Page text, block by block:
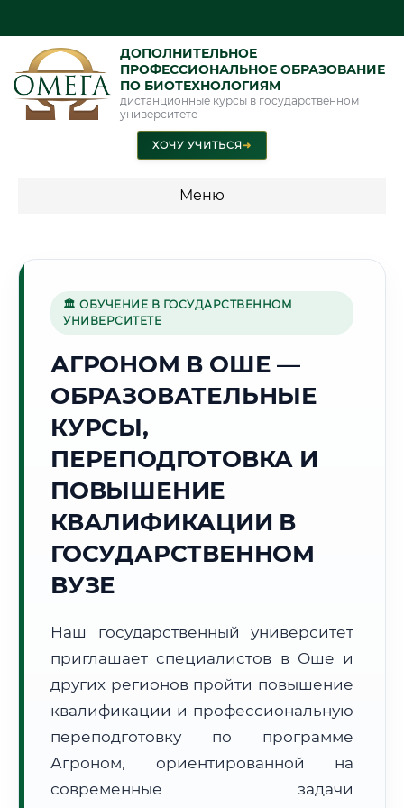
ДОПОЛНИТЕЛЬНОЕ
ПРОФЕССИОНАЛЬНОЕ ОБРАЗОВАНИЕ
ПО БИОТЕХНОЛОГИЯМ
дистанционные курсы в государственном
университете
ХОЧУ УЧИТЬСЯ➜
Меню
🌄
Г. ОШ
07:46:44
Суббота, 8 Августа
2026 г.
Погода в г. Ош:☀️ +23°C, Ясно
🌅 Восход: 06:12 🌇 Закат:20:16
Субъект:
Кыргызская Республика
Формат учебы:
Дистанционно
🗺️ Зона обслуживания: г. Ош
🏛 ОБУЧЕНИЕ В ГОСУДАРСТВЕННОМ
УНИВЕРСИТЕТЕ
АГРОНОМ В ОШЕ —
ОБРАЗОВАТЕЛЬНЫЕ
КУРСЫ,
ПЕРЕПОДГОТОВКА И
ПОВЫШЕНИЕ
КВАЛИФИКАЦИИ В
ГОСУДАРСТВЕННОМ
ВУЗЕ
Наш государственный университет
приглашает специалистов в Оше и
других регионов пройти повышение
квалификации и профессиональную
переподготовку по программе
Агроном, ориентированной на
современные задачи